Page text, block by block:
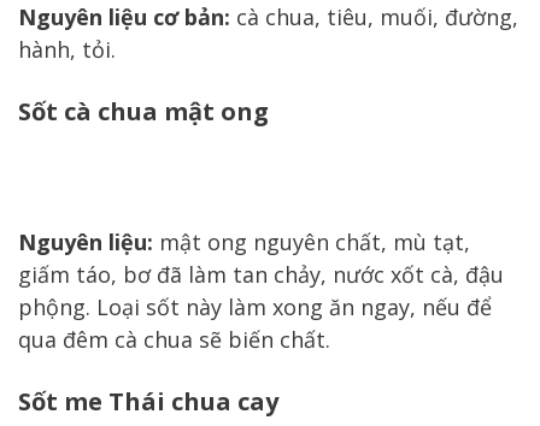
Nguyên liệu cơ bản: cà chua, tiêu, muối, đường,
hành, tỏi.
Sốt cà chua mật ong
Nguyên liệu: mật ong nguyên chất, mù tạt,
giấm táo, bơ đã làm tan chảy, nước xốt cà, đậu
phộng. Loại sốt này làm xong ăn ngay, nếu để
qua đêm cà chua sẽ biến chất.
Sốt me Thái chua cay